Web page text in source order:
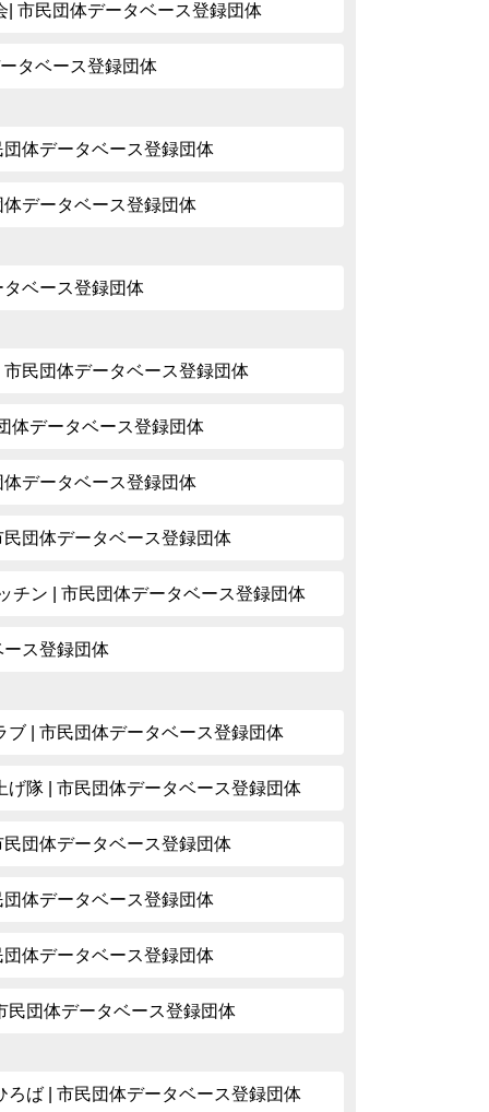
| 市民団体データベース登録団体
タベース登録団体
体データベース登録団体
データベース登録団体
ベース登録団体
民団体データベース登録団体
体データベース登録団体
データベース登録団体
団体データベース登録団体
チン | 市民団体データベース登録団体
ス登録団体
ブ | 市民団体データベース登録団体
げ隊 | 市民団体データベース登録団体
団体データベース登録団体
体データベース登録団体
体データベース登録団体
民団体データベース登録団体
ろば | 市民団体データベース登録団体